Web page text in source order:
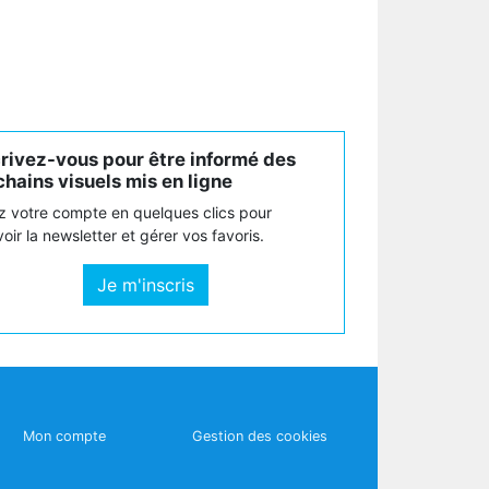
vous pour être informé des
visuels mis en ligne
votre compte en quelques clics pour
la newsletter et gérer vos favoris.
Je m'inscris
Mon compte Gestion des cookies